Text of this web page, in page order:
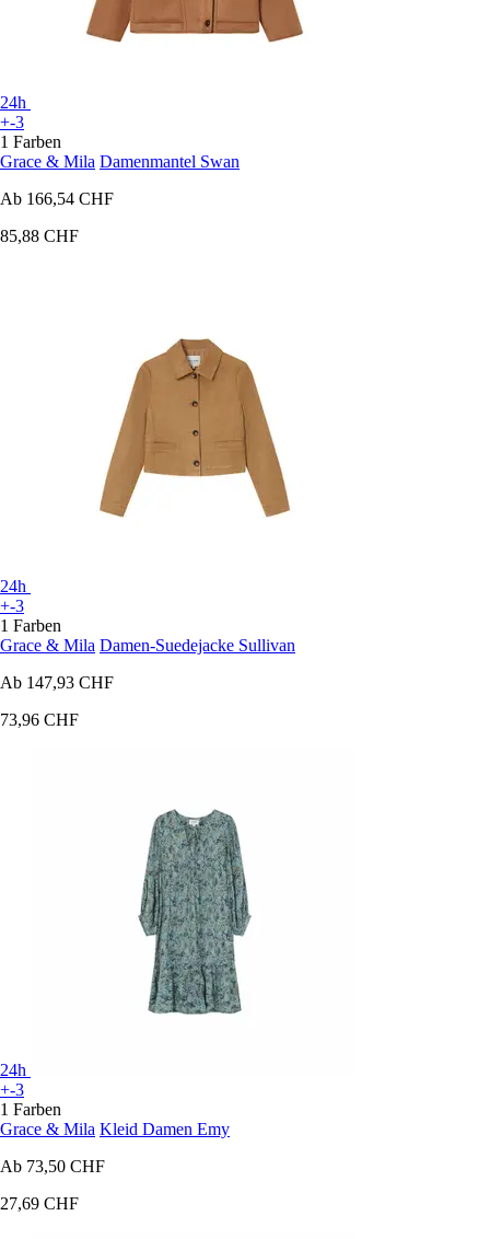
24h
+-3
1 Farben
Grace & Mila Damenmantel Swan
Ab 166,54 CHF
85,88 CHF
24h
+-3
1 Farben
Grace & Mila Damen-Suedejacke Sullivan
Ab 147,93 CHF
73,96 CHF
24h
+-3
1 Farben
Grace & Mila Kleid Damen Emy
Ab 73,50 CHF
27,69 CHF